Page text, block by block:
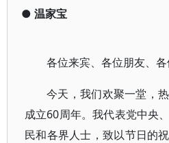
● 温家宝
各位来宾、各位朋友、各
今天，我们欢聚一堂，
成立60周年。我代表党中央
民和各界人士，致以节日的